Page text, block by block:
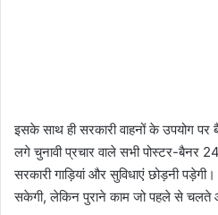
इसके साथ ही सरकारी वाहनों के उपयोग
लगे चुनावी प्रचार वाले सभी पोस्टर-बैनर
सरकारी गाड़ियां और सुविधाएं छोड़नी
सकेगी, लेकिन पुराने काम जो पहले से चलते